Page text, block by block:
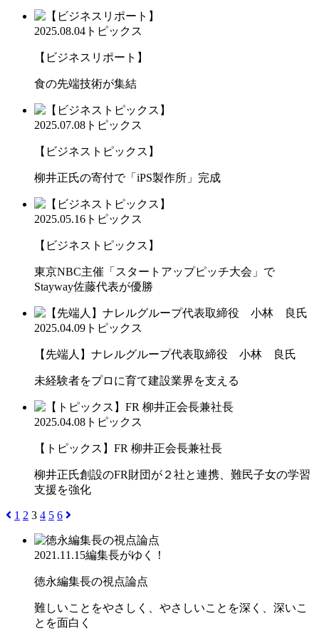
2025.08.04 トピックス
【ビジネスリポート】
食の先端技術が集結
2025.07.08 トピックス
【ビジネストピックス】
柳井正氏の寄付で「iPS製作所」完成
2025.05.16 トピックス
【ビジネストピックス】
東京NBC主催「スタートアップピッチ大会」で
Stayway佐藤代表が優勝
2025.04.09 トピックス
【先端人】ナレルグループ代表取締役 小林 良氏
未経験者をプロに育て建設業界を支える
2025.04.08 トピックス
【トピックス】FR 柳井正会長兼社長
柳井正氏創設のFR財団が２社と連携、難民子女の学習
支援を強化
1 2 3 4 5 6
2021.11.15編集長がゆく！
徳永編集長の視点論点
難しいことをやさしく、やさしいことを深く、深いこ
とを面白く